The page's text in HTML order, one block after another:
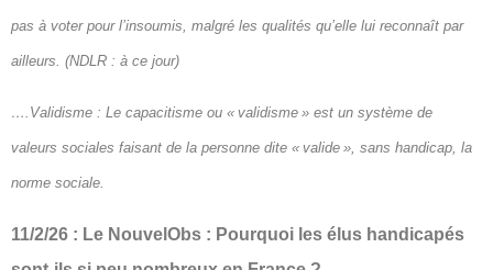
pas à voter pour l’insoumis, malgré les qualités qu’elle lui reconnaît par
ailleurs. (NDLR : à ce jour)
….Validisme : Le capacitisme ou « validisme » est un système de
valeurs sociales faisant de la personne dite « valide », sans handicap, la
norme sociale.
11/2/26 : Le NouvelObs : Pourquoi les élus handicapés